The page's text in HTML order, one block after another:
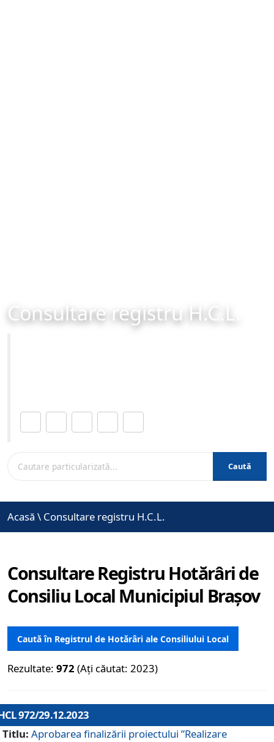
Consultare registru H.C.L.
Caută
Acasă \ Consultare registru H.C.L.
Consultare Registru Hotărâri de
Consiliu Local Municipiul Brașov
Caută în Registrul de Hotărâri ale Consiliului Local
Rezultate: 972 (Ați căutat: 2023)
972/29.12.2023
Titlu: Aprobarea finalizării proiectului ”Realizare